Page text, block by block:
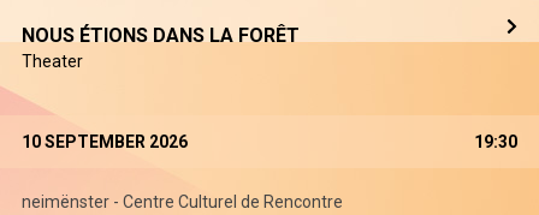
NOUS ÉTIONS DANS LA FORÊT
Theater
10 SEPTEMBER 2026 19:30
neimënster - Centre Culturel de Rencontre